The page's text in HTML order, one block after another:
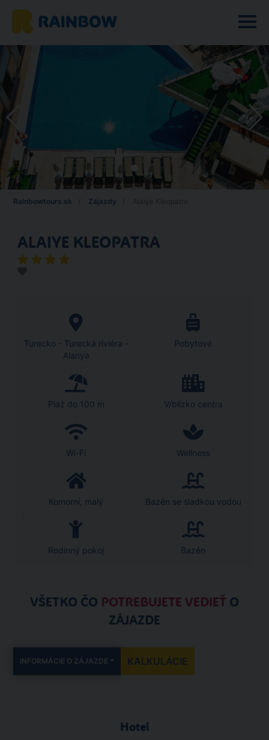
Rainbowtours.sk Zájazdy
ALAIYE KLEOPATRA
Turecko - Turecká riviéra -
Alanya
Pobytové
Pláž do 100 m V/blízko centra
Wi-Fi Wellness
Komorní, malý Bazén se sladkou vodou
Rodinný pokoj Bazén
VŠETKO ČO POTREBUJETE VEDIEŤ O
ZÁJAZDE
INFORMÁCIE O ZÁJAZDE KALKULÁCIE
Hotel